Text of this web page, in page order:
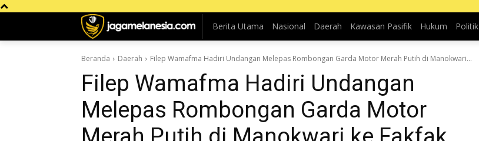
Berita Utama Nasional Daerah Kawasan Pasifik Hukum Politik
Beranda Daerah Filep Wamafma Hadiri Undangan Melepas Rombongan Garda Motor Merah Putih di Manokwari...
Filep Wamafma Hadiri Undangan
Melepas Rombongan Garda Motor